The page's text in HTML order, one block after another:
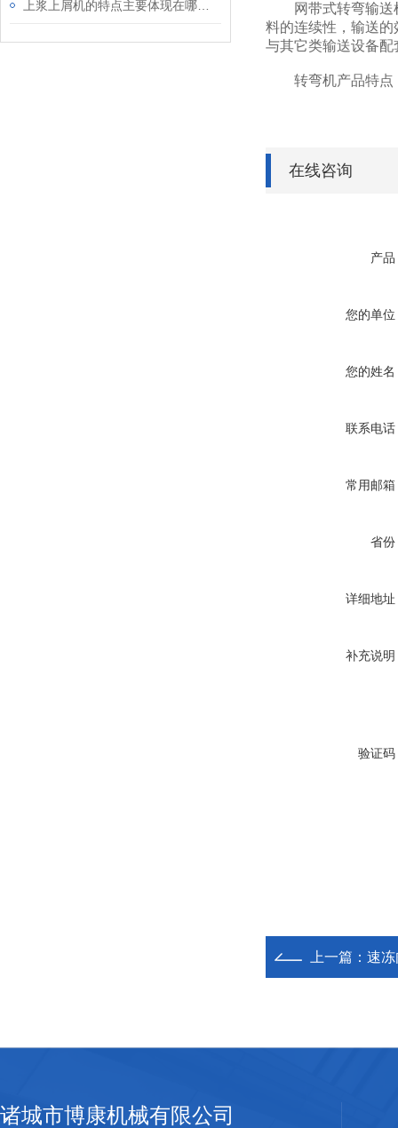
网带式转弯输送机
料的连续性，输送
与其它类输送设备
转弯机产品特点：
在线咨询
产品
您的单位
您的姓名
联系电话
常用邮箱
省份
详细地址
补充说明
验证码
上一篇： 速
诸城市博康机械有限公司